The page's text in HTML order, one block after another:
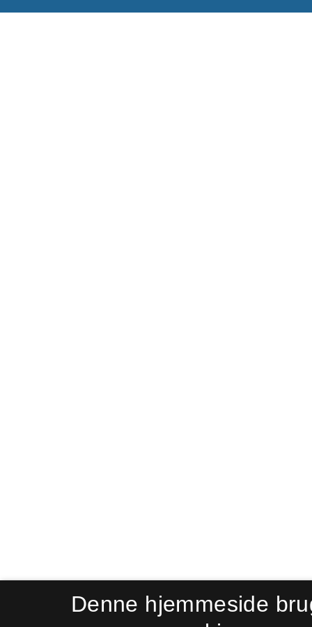
Denne hjemmeside